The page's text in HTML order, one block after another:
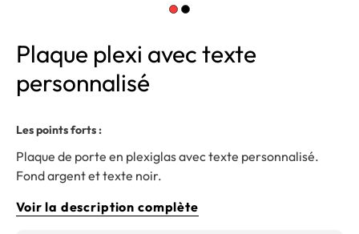
Plaque plexi avec texte
personnalisé
Les points forts :
Plaque de porte en plexiglas avec texte personnalisé.
Fond argent et texte noir.
Voir la description complète